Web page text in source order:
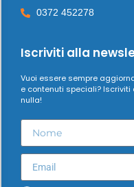
0372 452278
Iscriviti alla
Vuoi essere sempre
e contenuti speciali?
nulla!